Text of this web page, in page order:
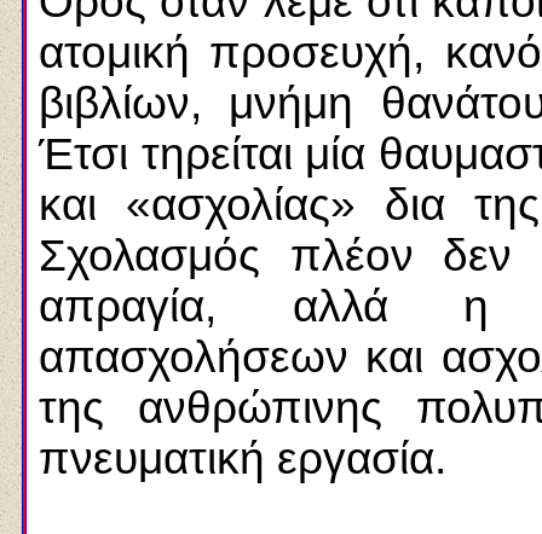
ατομική προσευχή,
βιβλίων, μνήμη
Έτσι τηρείται μία
και «ασχολίας» δια
Σχολασμός πλέον δεν
απραγία, αλλά η
απασχολήσεων και
της ανθρώπινης
πνευματική εργασία.